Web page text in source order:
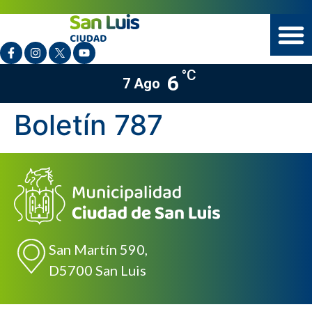
7 Ago 6 °C
Boletín 787
San Martín 590,
D5700 San Luis